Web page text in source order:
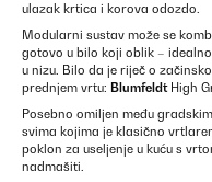
ulazak krtica i korova odozdo.
Modularni sustav može se
gotovo u bilo koji oblik –
u nizu. Bilo da je riječ o
prednjem vrtu: BlumfeldtHigh
Posebno omiljen među
svima kojima je klasično
poklon za useljenje u kuću s
nadmašiti.